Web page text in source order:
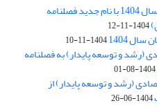
بارگذاری فایل کلی مقالات فصل پاییز سال 1404 با نام جدید فصلنامه
1404-11-12
1404
1404-11-10
(رشد و توسعه پایدار) به فصلنامه
1404-08-01
(رشد و توسعه پایدار) از
1404-06-26